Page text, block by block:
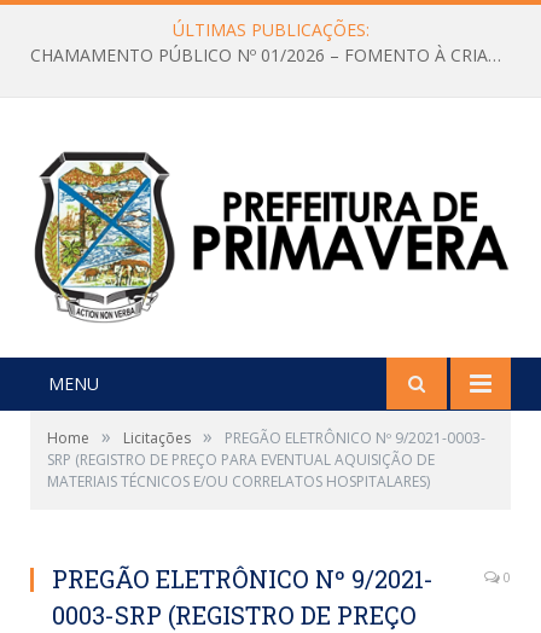
ÚLTIMAS PUBLICAÇÕES:
CHAMAMENTO PÚBLICO Nº 01/2026 – FOMENTO À CRIAÇÃO E A CIRCULAÇÃO DE PRODUÇÕES CULTURAIS – Aldir Blanc
MENU
Home » Licitações »
PREGÃO ELETRÔNICO Nº 9/2021-0003-
SRP (REGISTRO DE PREÇO PARA EVENTUAL AQUISIÇÃO DE
MATERIAIS TÉCNICOS E/OU CORRELATOS HOSPITALARES)
PREGÃO ELETRÔNICO Nº 9/2021-
0003-SRP (REGISTRO DE PREÇO
0